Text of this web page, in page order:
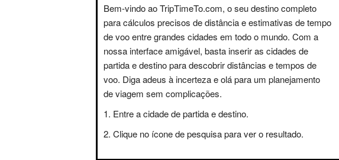
Bem-vindo ao TripTimeTo.com, o seu destino completo
para cálculos precisos de distância e estimativas de tempo
de voo entre grandes cidades em todo o mundo. Com a
nossa interface amigável, basta inserir as cidades de
partida e destino para descobrir distâncias e tempos de
voo. Diga adeus à incerteza e olá para um planejamento
de viagem sem complicações.
Entre a cidade de partida e destino.
Clique no ícone de pesquisa para ver o resultado.